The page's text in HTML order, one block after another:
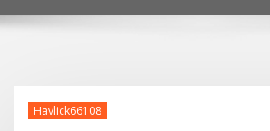
Havlick66108